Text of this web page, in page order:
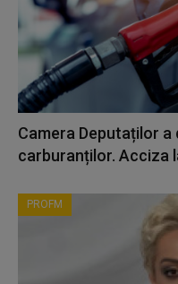
Camera Deputaților
carburanților. Acciza
PROFM